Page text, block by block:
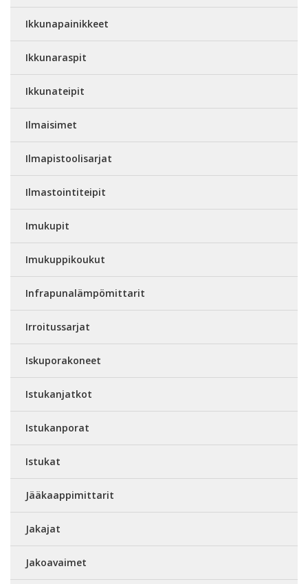
Ikkunapainikkeet
Ikkunaraspit
Ikkunateipit
Ilmaisimet
Ilmapistoolisarjat
Ilmastointiteipit
Imukupit
Imukuppikoukut
Infrapunalämpömittarit
Irroitussarjat
Iskuporakoneet
Istukanjatkot
Istukanporat
Istukat
Jääkaappimittarit
Jakajat
Jakoavaimet